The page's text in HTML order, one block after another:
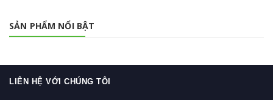
SẢN PHẨM NỔI BẬT
LIÊN HỆ VỚI CHÚNG TÔI